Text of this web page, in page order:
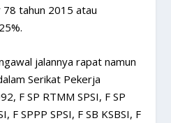
tahun 2015 atau
jalannya rapat namun
Serikat Pekerja
F SP RTMM SPSI, F SP
F SPPP SPSI, F SB KSBSI, F